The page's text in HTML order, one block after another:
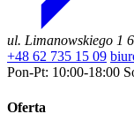
ul. Limanowskiego 1
+48 62 735 15 09
Pon-Pt: 10:00-18:00
Oferta